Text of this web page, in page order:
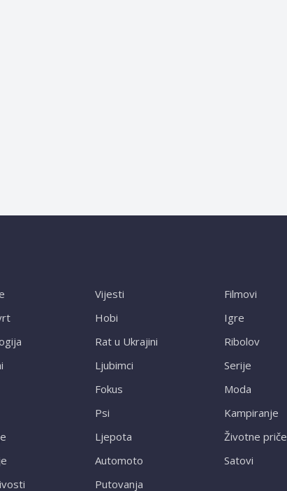
Vijesti
Hobi
Rat u Ukrajini
Ljubimci
Fokus
Psi
Ljepota
Automoto
Putovanja
Filmovi
Igre
Ribolov
Serije
Moda
Kampiranje
Životne priče
Satovi